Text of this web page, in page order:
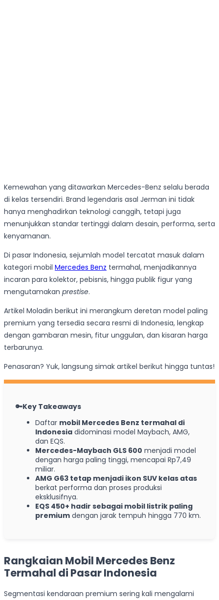
Kemewahan yang ditawarkan Mercedes-Benz selalu berada
di kelas tersendiri. Brand legendaris asal Jerman ini tidak
hanya menghadirkan teknologi canggih, tetapi juga
menunjukkan standar tertinggi dalam desain, performa, serta
kenyamanan.
Di pasar Indonesia, sejumlah model tercatat masuk dalam
kategori mobil Mercedes Benz termahal, menjadikannya
incaran para kolektor, pebisnis, hingga publik figur yang
mengutamakan prestise.
Artikel Moladin berikut ini merangkum deretan model paling
premium yang tersedia secara resmi di Indonesia, lengkap
dengan gambaran mesin, fitur unggulan, dan kisaran harga
terbarunya.
Penasaran? Yuk, langsung simak artikel berikut hingga tuntas!
🔑Key Takeaways
Daftar mobil Mercedes Benz termahal di
Indonesia didominasi model Maybach, AMG,
dan EQS.
Mercedes-Maybach GLS 600 menjadi model
dengan harga paling tinggi, mencapai Rp7,49
miliar.
AMG G63 tetap menjadi ikon SUV kelas atas
berkat performa dan proses produksi
eksklusifnya.
EQS 450+ hadir sebagai mobil listrik paling
premium dengan jarak tempuh hingga 770 km.
Rangkaian Mobil Mercedes Benz
Termahal di Pasar Indonesia
Segmentasi kendaraan premium sering kali mengalami